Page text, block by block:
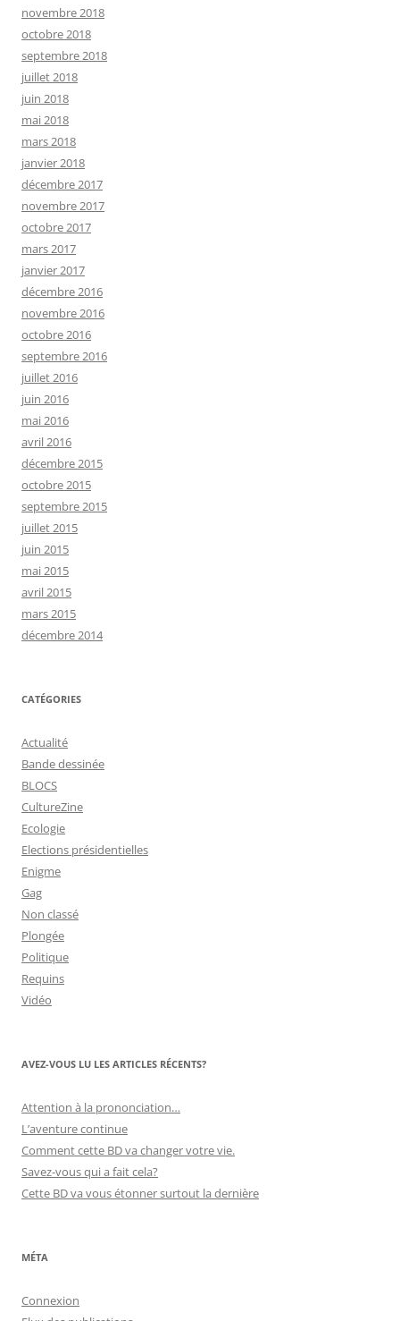
novembre 2018
octobre 2018
septembre 2018
juillet 2018
juin 2018
mai 2018
mars 2018
janvier 2018
décembre 2017
novembre 2017
octobre 2017
mars 2017
janvier 2017
décembre 2016
novembre 2016
octobre 2016
septembre 2016
juillet 2016
juin 2016
mai 2016
avril 2016
décembre 2015
octobre 2015
septembre 2015
juillet 2015
juin 2015
mai 2015
avril 2015
mars 2015
décembre 2014
CATÉGORIES
Actualité
Bande dessinée
BLOCS
CultureZine
Ecologie
Elections présidentielles
Enigme
Gag
Non classé
Plongée
Politique
Requins
Vidéo
AVEZ-VOUS LU LES ARTICLES RÉCENTS?
Attention à la prononciation…
L’aventure continue
Comment cette BD va changer votre vie.
Savez-vous qui a fait cela?
Cette BD va vous étonner surtout la dernière
MÉTA
Connexion